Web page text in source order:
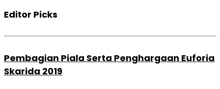
Editor Picks
Pembagian Piala Serta Penghargaan Euforia
Skarida 2019